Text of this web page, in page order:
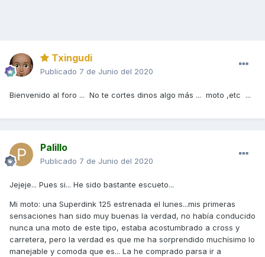
Txingudi
Publicado 7 de Junio del 2020
Bienvenido al foro ... No te cortes dinos algo más ... moto ,etc ...
Palillo
Publicado 7 de Junio del 2020
Jejeje... Pues si... He sido bastante escueto...
Mi moto: una Superdink 125 estrenada el lunes...mis primeras
sensaciones han sido muy buenas la verdad, no había conducido
nunca una moto de este tipo, estaba acostumbrado a cross y
carretera, pero la verdad es que me ha sorprendido muchísimo lo
manejable y comoda que es... La he comprado parsa ir a